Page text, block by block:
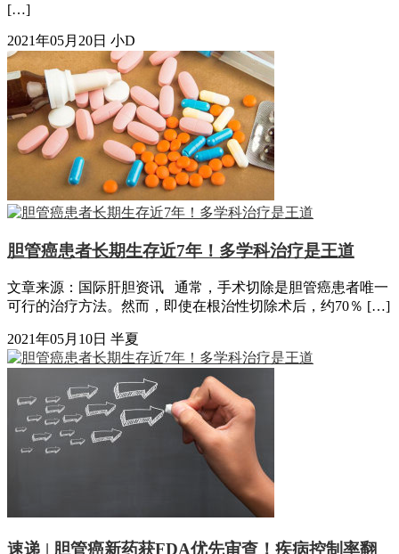
[…]
2021年05月20日 小D
胆管癌患者长期生存近7年！多学科治疗是王道
文章来源：国际肝胆资讯 通常，手术切除是胆管癌患者唯一
可行的治疗方法。然而，即使在根治性切除术后，约70％ […]
2021年05月10日 半夏
速递 | 胆管癌新药获FDA优先审查！疾病控制率翻